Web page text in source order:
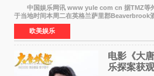
中国娱乐网讯 www yule com cn 据TMZ等外
于当地时间本周二在英格兰萨里郡Beaverbrook
顿）举办婚宴，邀请家人与朋友们喝喜酒，庆祝
欧美娱乐
电影《大
乐探案获